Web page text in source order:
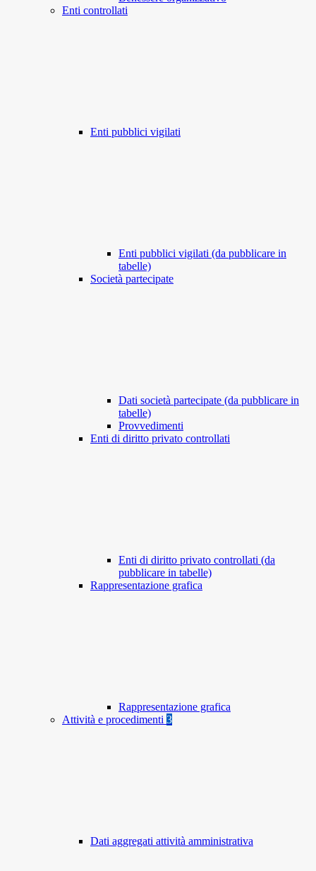
Enti controllati
Enti pubblici vigilati
Enti pubblici vigilati (da pubblicare in
tabelle)
Società partecipate
Dati società partecipate (da pubblicare in
tabelle)
Provvedimenti
Enti di diritto privato controllati
Enti di diritto privato controllati (da
pubblicare in tabelle)
Rappresentazione grafica
Rappresentazione grafica
Attività e procedimenti 3
Dati aggregati attività amministrativa